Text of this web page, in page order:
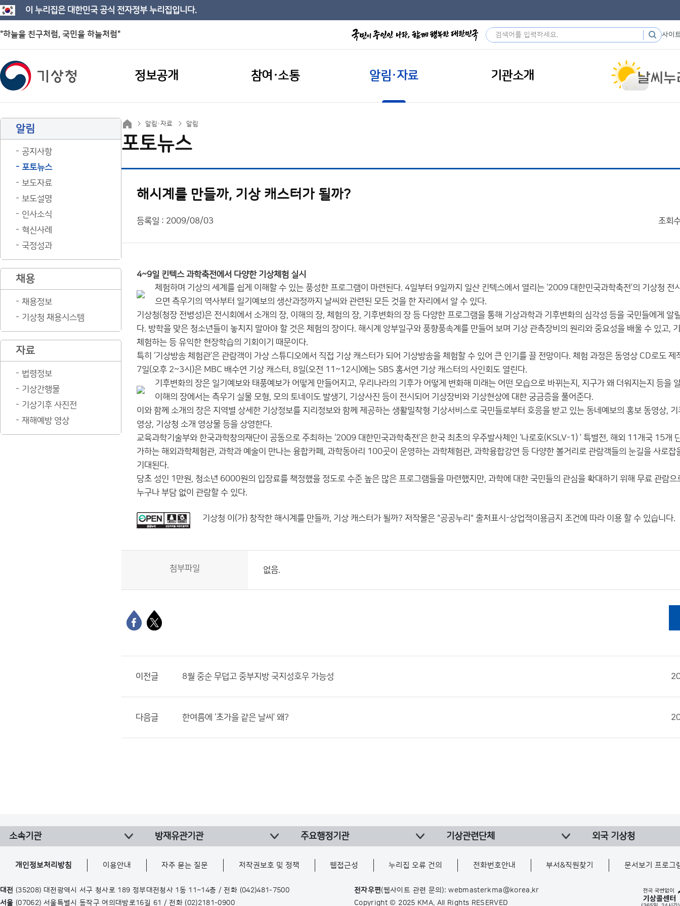
이 누리집은 대한민국 공식 전자정부 누리집입니다.
"하늘을 친구처럼, 국민을 하늘처럼" 사이
정보공개 참여·소통 알림·자료 기관소개
알림
공지사항
포토뉴스
보도자료
보도설명
인사소식
혁신사례
국정성과
채용
채용정보
기상청 채용시스템
자료
법령정보
기상간행물
기상기후 사진전
재해예방 영상
알림·자료 알림
포토뉴스
해시계를 만들까, 기상 캐스터가 될까?
등록일 : 2009/08/03 조회
4~9일 킨텍스 과학축전에서 다양한 기상체험 실시
체험하며 기상의 세계를 쉽게 이해할 수 있는 풍성한 프로그램이 마련된다. 4일부터 9일까지 일산 킨텍스에서 열리는 ‘2009 대한민국과학축전’의 기상청 전
으면 측우기의 역사부터 일기예보의 생산과정까지 날씨와 관련된 모든 것을 한 자리에서 알 수 있다.
기상청(청장 전병성)은 전시회에서 소개의 장, 이해의 장, 체험의 장, 기후변화의 장 등 다양한 프로그램을 통해 기상과학과 기후변화의 심각성 등을 국민들에게 알
다. 방학을 맞은 청소년들이 놓치지 말아야 할 것은 체험의 장이다. 해시계 앙부일구와 풍향풍속계를 만들어 보며 기상 관측장비의 원리와 중요성을 배울 수 있고,
체험하는 등 유익한 현장학습의 기회이기 때문이다.
특히 ‘기상방송 체험관’은 관람객이 가상 스튜디오에서 직접 기상 캐스터가 되어 기상방송을 체험할 수 있어 큰 인기를 끌 전망이다. 체험 과정은 동영상 CD로도 제
7일(오후 2~3시)은 MBC 배수연 기상 캐스터, 8일(오전 11~12시)에는 SBS 홍서연 기상 캐스터의 사인회도 열린다.
기후변화의 장은 일기예보와 태풍예보가 어떻게 만들어지고, 우리나라의 기후가 어떻게 변화해 미래는 어떤 모습으로 바뀌는지, 지구가 왜 더워지는지 등을
이해의 장에서는 측우기 실물 모형, 모의 토네이도 발생기, 기상사진 등이 전시되어 기상장비와 기상현상에 대한 궁금증을 풀어준다.
이와 함께 소개의 장은 지역별 상세한 기상정보를 지리정보와 함께 제공하는 생활밀착형 기상서비스로 국민들로부터 호응을 받고 있는 동네예보의 홍보 동영상,
영상, 기상청 소개 영상물 등을 상영한다.
교육과학기술부와 한국과학창의재단이 공동으로 주최하는 ‘2009 대한민국과학축전’은 한국 최초의 우주발사체인 ‘나로호(KSLV-1) ’ 특별전, 해외 11개국 15개
가하는 해외과학체험관, 과학과 예술이 만나는 융합카페, 과학동아리 100곳이 운영하는 과학체험관, 과학융합강연 등 다양한 볼거리로 관람객들의 눈길을 사로잡
기대된다.
당초 성인 1만원, 청소년 6000원의 입장료를 책정했을 정도로 수준 높은 많은 프로그램들을 마련했지만, 과학에 대한 국민들의 관심을 확대하기 위해 무료 관람으
누구나 부담 없이 관람할 수 있다.
기상청 이(가) 창작한 해시계를 만들까, 기상 캐스터가 될까? 저작물은 "공공누리" 출처표시-상업적이용금지 조건에 따라 이용 할 수 있습니다.
첨부파일 없음.
이전글 8월 중순 무덥고 중부지방 국지성호우 가능성
다음글 한여름에 ‘초가을 같은 날씨’ 왜?
소속기관 방재유관기관 주요행정기관 기상관련단체 외국 기상청
개인정보처리방침 이용안내 자주 묻는 질문 저작권보호 및 정책 웹접근성 누리집 오류 건의 전화번호안내 부서&직원찾기 문서보기 프로그
대전 (35208) 대전광역시 서구 청사로 189 정부대전청사 1동 11~14층 / 전화 (042)481-7500
서울 (07062) 서울특별시 동작구 여의대방로16길 61 / 전화 (02)2181-0900
전자우편(웹사이트 관련 문의): webmasterkma@korea.kr
Copyright © 2025 KMA. All Rights RESERVED